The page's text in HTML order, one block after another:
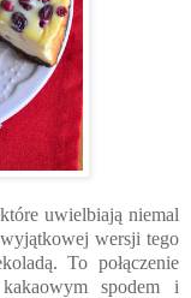
uwielbiają niemal
wersji tego
To połączenie
spodem i